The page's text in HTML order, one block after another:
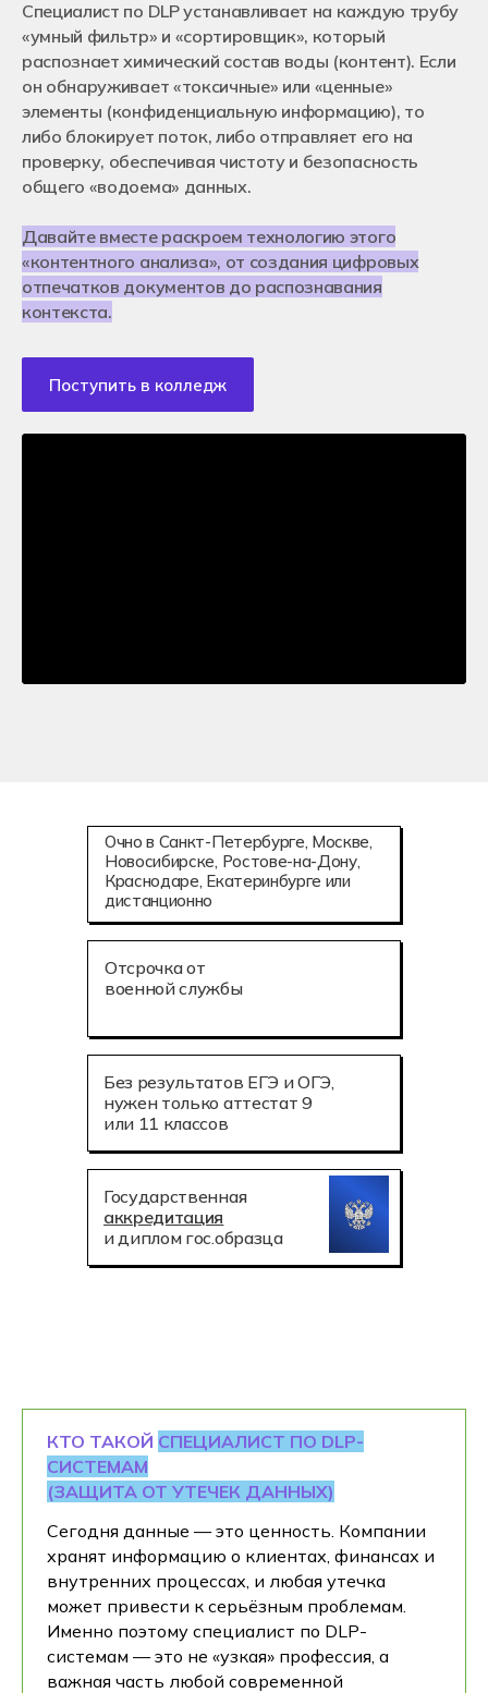
Подача документов
Очное обучение после 9-го класса
Очное обучение после 11-го класса
Дистанционное обучение
Чат для абитуриентов
Перевод из другого колледжа
Поступление в ВУЗ после колледжа
Истории успехов студентов
Нужна помощь в выборе специальности
Кураторы и преподаватели
Отзывы студентов
Как помочь колледжу Хекслет?
Контакты
Москва
Новосибирск
Санкт-Петербург
Екатеринбург
Краснодар
Ростов-на-Дону
Алматы, Казахстан
+7 (800) 222-75-46
priem@hexly.ru
Подать заявку
Для работодателей
Франчайзинг
Вакансии в Хекслет Колледж
Оставить заявку
Специалист по DLP устанавливает на каждую трубу
«умный фильтр» и «сортировщик», который
распознает химический состав воды (контент). Если
он обнаруживает «токсичные» или «ценные»
элементы (конфиденциальную информацию), то
либо блокирует поток, либо отправляет его на
проверку, обеспечивая чистоту и безопасность
общего «водоема» данных.
Давайте вместе раскроем технологию этого
«контентного анализа», от создания цифровых
отпечатков документов до распознавания
контекста.
Поступить в колледж
Государственная
аккредитация
и диплом гос.образца
Отсрочка от
военной службы
Без результатов ЕГЭ и ОГЭ,
нужен только аттестат 9
или 11 классов
Очно в Санкт-Петербурге, Москве,
Новосибирске, Ростове-на-Дону,
Краснодаре, Екатеринбурге или
дистанционно
КТО ТАКОЙ СПЕЦИАЛИСТ ПО DLP-
СИСТЕМАМ
(ЗАЩИТА ОТ УТЕЧЕК ДАННЫХ)
Сегодня данные — это ценность. Компании
хранят информацию о клиентах, финансах и
внутренних процессах, и любая утечка
может привести к серьёзным проблемам.
Именно поэтому специалист по DLP-
системам — это не «узкая» профессия, а
важная часть любой современной